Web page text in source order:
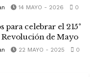
14 MAYO - 2026 0
para celebrar el 215°
de Mayo
22 MAYO - 2025 0